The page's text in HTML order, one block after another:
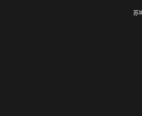
苏